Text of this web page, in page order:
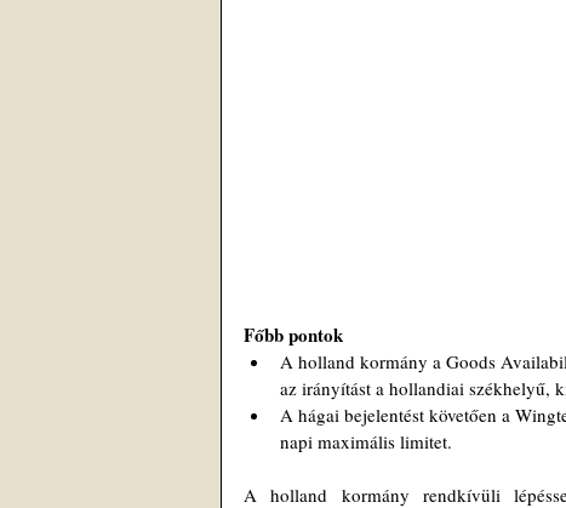
Főbb pontok
A holland kormány a Goods
az irányítást a hollandiai székhelyű,
A hágai bejelentést követően a
napi maximális limitet.
A holland kormány rendkívüli